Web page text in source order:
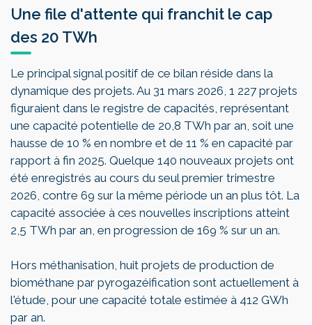
Une file d'attente qui franchit le cap
des 20 TWh
Le principal signal positif de ce bilan réside dans la
dynamique des projets. Au 31 mars 2026, 1 227 projets
figuraient dans le registre de capacités, représentant
une capacité potentielle de 20,8 TWh par an, soit une
hausse de 10 % en nombre et de 11 % en capacité par
rapport à fin 2025. Quelque 140 nouveaux projets ont
été enregistrés au cours du seul premier trimestre
2026, contre 69 sur la même période un an plus tôt. La
capacité associée à ces nouvelles inscriptions atteint
2,5 TWh par an, en progression de 169 % sur un an.
Hors méthanisation, huit projets de production de
biométhane par pyrogazéification sont actuellement à
l'étude, pour une capacité totale estimée à 412 GWh
par an.